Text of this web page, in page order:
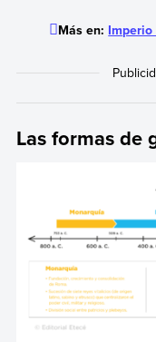
Más en:
Las formas de